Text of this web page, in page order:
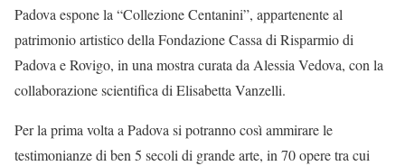
Padova espone la “Collezione Centanini”, appartenente al
patrimonio artistico della Fondazione Cassa di Risparmio di
Padova e Rovigo, in una mostra curata da Alessia Vedova, con la
collaborazione scientifica di Elisabetta Vanzelli.
Per la prima volta a Padova si potranno così ammirare le
testimonianze di ben 5 secoli di grande arte, in 70 opere tra cui